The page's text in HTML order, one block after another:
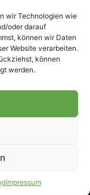
wir Technologien wie
oder darauf
können wir Daten
Website verarbeiten.
können
werden.
Impressum